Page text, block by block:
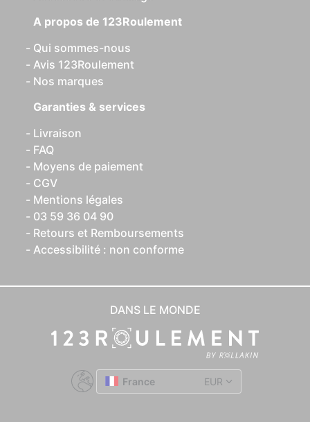
A propos de 123Roulement
Qui sommes-nous
Avis 123Roulement
Nos marques
Garanties & services
Livraison
FAQ
Moyens de paiement
CGV
Mentions légales
03 59 36 04 90
Retours et Remboursements
Accessibilité : non conforme
DANS LE MONDE
France EUR